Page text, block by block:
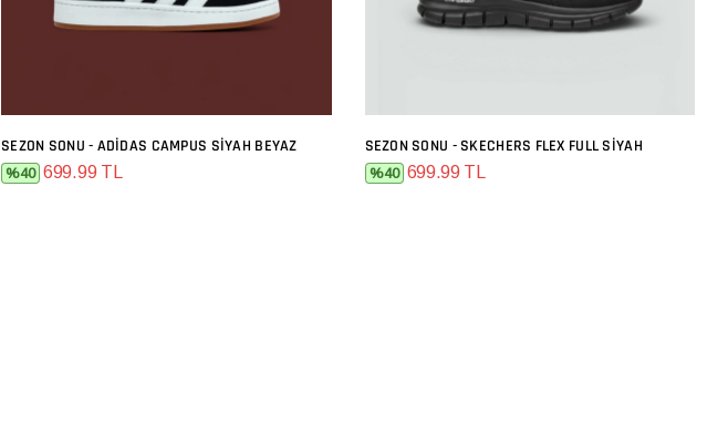
SEPETE EKLE
SEZON SONU - ADIDAS CAMPUS SIYAH BEYAZ
%40 699.99 TL
SEPETE EKLE
SEZON SONU - SKECHERS FLEX FULL SIYAH
%40 699.99 TL